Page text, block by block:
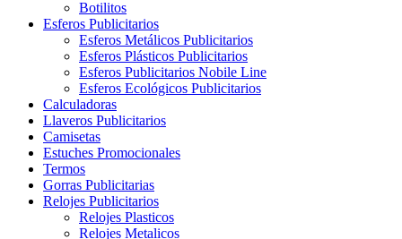
Botilitos
Esferos Publicitarios
Esferos Metálicos Publicitarios
Esferos Plásticos Publicitarios
Esferos Publicitarios Nobile Line
Esferos Ecológicos Publicitarios
Calculadoras
Llaveros Publicitarios
Camisetas
Estuches Promocionales
Termos
Gorras Publicitarias
Relojes Publicitarios
Relojes Plasticos
Relojes Metalicos